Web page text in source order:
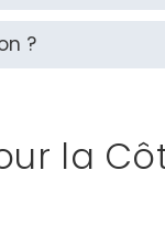
?
la